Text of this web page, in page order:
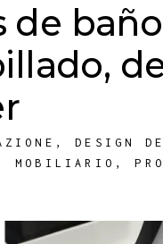
de
,DESIGN
MOBILIARIO ,